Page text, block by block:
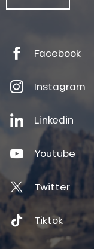
Facebook
Instagram
Linkedin
Youtube
Twitter
Tiktok